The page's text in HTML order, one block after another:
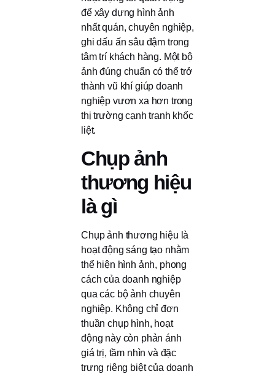
để xây dựng hình ảnh
nhất quán, chuyên nghiệp,
ghi dấu ấn sâu đậm trong
tâm trí khách hàng. Một bộ
ảnh đúng chuẩn có thể trở
thành vũ khí giúp doanh
nghiệp vươn xa hơn trong
thị trường cạnh tranh khốc
liệt.
Chụp ảnh
thương hiệu
là gì
Chụp ảnh thương hiệu là
hoạt động sáng tạo nhằm
thể hiện hình ảnh, phong
cách của doanh nghiệp
qua các bộ ảnh chuyên
nghiệp. Không chỉ đơn
thuần chụp hình, hoạt
động này còn phản ánh
giá trị, tầm nhìn và đặc
trưng riêng biệt của doanh